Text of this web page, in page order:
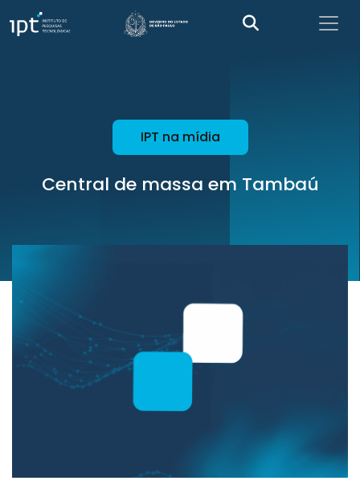
IPT na mídia
Central de massa em Tambaú